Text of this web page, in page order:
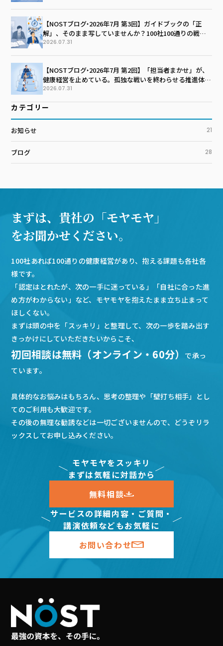
【NOSTブログ‣2026年7月 第3回】ガイドブックの「正
解」、そのまま写していませんか？100社100通りの戦略
マップを描く技術
2026.07.31
【NOSTブログ‣2026年7月 第2回】「担当者まかせ」が、
健康経営を止めている。孤独な戦いを終わらせる推進体制
のつくり方
2026.07.31
カテゴリー
お知らせ 21
ブログ 28
まずは、貴社の「モヤモヤ」
をお聞かせください。
100社あれば100通りの健康経営があり、抱える課題も各社各
様です。
「認定はとれたが、次の一手に迷っている」「自社に合った進
め方がわからない」など、モヤモヤを抱えたまま立ち止まって
ほしくない。
まずは頭の中を「スッキリ」と整理して、次の一歩を踏み出す
きっかけにしていただきたいからこそ、
初回相談は無料（オンライン・60分）
で承っ
ています。
具体的なお悩みはもちろん、思考の整理や「壁打ち相手」とし
てのご利用も大歓迎です。
その後の無理な勧誘などは一切ございませんので、どうぞリラ
ックスしてお申し込みください。
モヤモヤをスッキリ
まずは気軽に対話から
無料相談
サービスの詳細内容・ご質問・
講演依頼などもお気軽に
お問い合わせ